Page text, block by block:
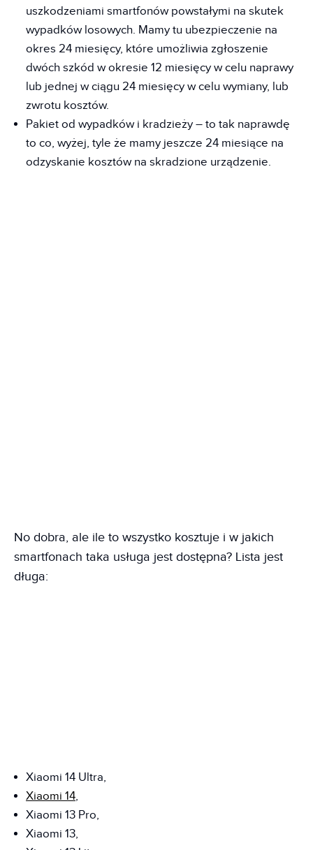
uszkodzeniami smartfonów powstałymi na skutek
wypadków losowych. Mamy tu ubezpieczenie na
okres 24 miesięcy, które umożliwia zgłoszenie
dwóch szkód w okresie 12 miesięcy w celu naprawy
lub jednej w ciągu 24 miesięcy w celu wymiany, lub
zwrotu kosztów.
Pakiet od wypadków i kradzieży – to tak naprawdę
to co, wyżej, tyle że mamy jeszcze 24 miesiące na
odzyskanie kosztów na skradzione urządzenie.
No dobra, ale ile to wszystko kosztuje i w jakich
smartfonach taka usługa jest dostępna? Lista jest
długa:
Xiaomi 14 Ultra,
Xiaomi 14,
Xiaomi 13 Pro,
Xiaomi 13,